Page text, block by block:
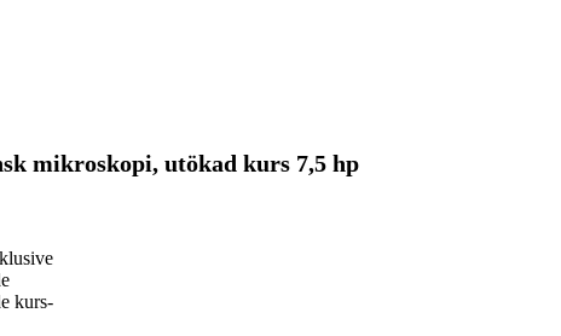
mikroskopi, utökad kurs 7,5 hp
kurs-